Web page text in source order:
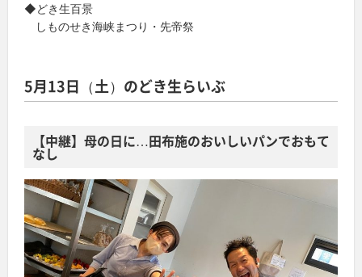
◆どき生百景
しものせき海峡まつり・先帝祭
5月13日（土）のどき生らいぶ
【中継】母の日に…田布施のおいしいパンでおもて
なし